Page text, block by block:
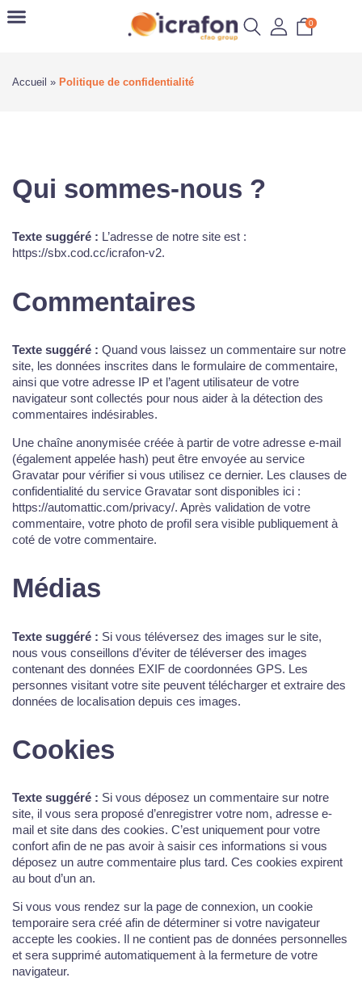
0
Accueil » Politique de confidentialité
Qui sommes-nous ?
Texte suggéré : L’adresse de notre site est :
https://sbx.cod.cc/icrafon-v2.
Commentaires
Texte suggéré : Quand vous laissez un commentaire sur notre
site, les données inscrites dans le formulaire de commentaire,
ainsi que votre adresse IP et l’agent utilisateur de votre
navigateur sont collectés pour nous aider à la détection des
commentaires indésirables.
Une chaîne anonymisée créée à partir de votre adresse e-mail
(également appelée hash) peut être envoyée au service
Gravatar pour vérifier si vous utilisez ce dernier. Les clauses de
confidentialité du service Gravatar sont disponibles ici :
https://automattic.com/privacy/. Après validation de votre
commentaire, votre photo de profil sera visible publiquement à
coté de votre commentaire.
Médias
Texte suggéré : Si vous téléversez des images sur le site,
nous vous conseillons d’éviter de téléverser des images
contenant des données EXIF de coordonnées GPS. Les
personnes visitant votre site peuvent télécharger et extraire des
données de localisation depuis ces images.
Cookies
Texte suggéré : Si vous déposez un commentaire sur notre
site, il vous sera proposé d’enregistrer votre nom, adresse e-
mail et site dans des cookies. C’est uniquement pour votre
confort afin de ne pas avoir à saisir ces informations si vous
déposez un autre commentaire plus tard. Ces cookies expirent
au bout d’un an.
Si vous vous rendez sur la page de connexion, un cookie
temporaire sera créé afin de déterminer si votre navigateur
accepte les cookies. Il ne contient pas de données personnelles
et sera supprimé automatiquement à la fermeture de votre
navigateur.